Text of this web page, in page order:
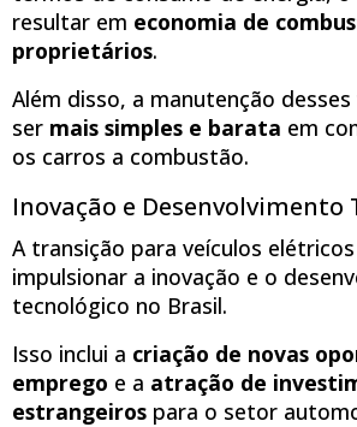
resultar em economia de
proprietários.
Além disso, a manutenção
ser mais simples e barata em
os carros a combustão.
Inovação e Desenvolvimento
A transição para veículos
impulsionar a inovação e o
tecnológico no Brasil.
Isso inclui a criação de novas
emprego e a atração de
estrangeiros para o setor